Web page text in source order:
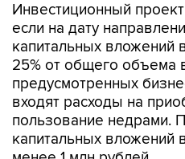
Инвестиционный
если на дату
капитальных вложений
25% от общего объема
предусмотренных
входят расходы на
пользование недрами.
капитальных вложений